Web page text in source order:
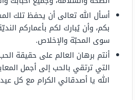
أسأل الله تعالى أن يحفظ تلك
بكم، وأن يُبارك لكم بأعماركم
سوى المحبّة والإخلاص.
أنتم برهان العالم على حقيقة
التي ترتقي بالحب إلى أجمل
الله يا أصدقائي الكرام مع كل